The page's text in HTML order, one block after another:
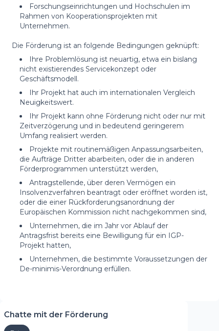
Forschungseinrichtungen und Hochschulen im
Rahmen von Kooperationsprojekten mit
Unternehmen.
Die Förderung ist an folgende Bedingungen geknüpft:
Ihre Problemlösung ist neuartig, etwa ein bislang
nicht existierendes Servicekonzept oder
Geschäftsmodell.
Ihr Projekt hat auch im internationalen Vergleich
Neuigkeitswert.
Ihr Projekt kann ohne Förderung nicht oder nur mit
Zeitverzögerung und in bedeutend geringerem
Umfang realisiert werden.
Projekte mit routinemäßigen Anpassungsarbeiten,
die Aufträge Dritter abarbeiten, oder die in anderen
Förderprogrammen unterstützt werden,
Antragstellende, über deren Vermögen ein
Insolvenzverfahren beantragt oder eröffnet worden ist,
oder die einer Rückforderungsanordnung der
Europäischen Kommission nicht nachgekommen sind,
Unternehmen, die im Jahr vor Ablauf der
Antragsfrist bereits eine Bewilligung für ein IGP-
Projekt hatten,
Unternehmen, die bestimmte Voraussetzungen der
De-minimis-Verordnung erfüllen.
Chatte mit der Förderung